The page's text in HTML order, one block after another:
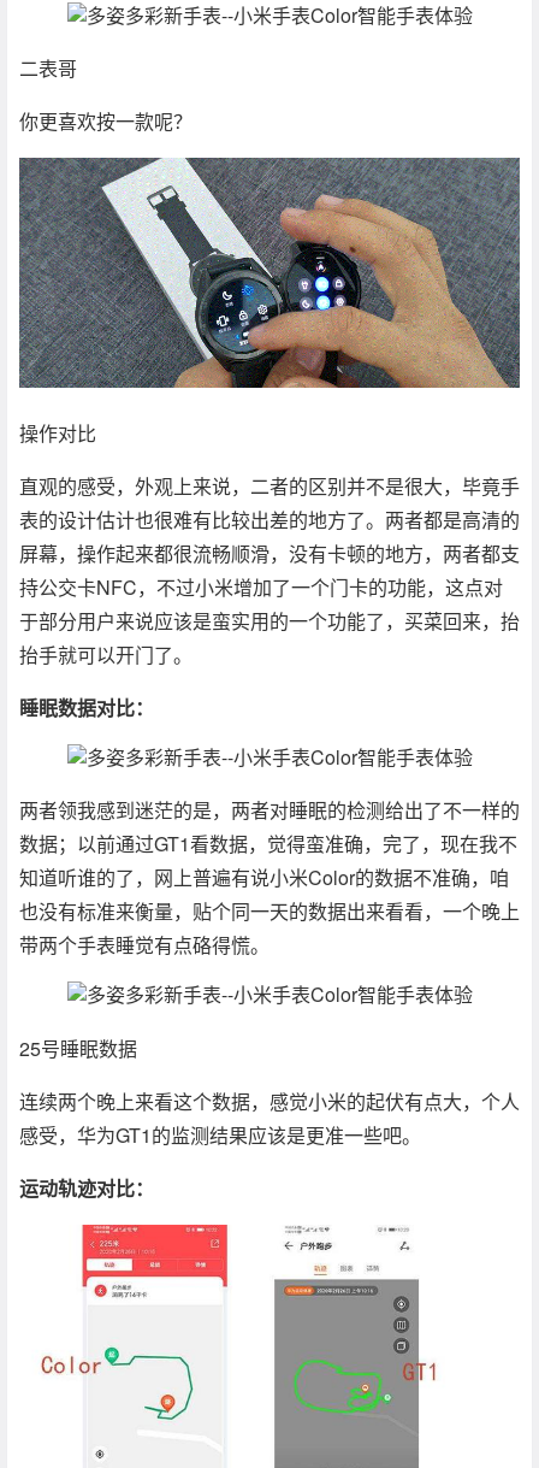
二表哥
你更喜欢按一款呢？
操作对比
直观的感受，外观上来说，二者的区别并不是很大，毕竟手
表的设计估计也很难有比较出差的地方了。两者都是高清的
屏幕，操作起来都很流畅顺滑，没有卡顿的地方，两者都支
持公交卡NFC，不过小米增加了一个门卡的功能，这点对
于部分用户来说应该是蛮实用的一个功能了，买菜回来，抬
抬手就可以开门了。
睡眠数据对比：
两者领我感到迷茫的是，两者对睡眠的检测给出了不一样的
数据；以前通过GT1看数据，觉得蛮准确，完了，现在我不
知道听谁的了，网上普遍有说小米Color的数据不准确，咱
也没有标准来衡量，贴个同一天的数据出来看看，一个晚上
带两个手表睡觉有点硌得慌。
25号睡眠数据
连续两个晚上来看这个数据，感觉小米的起伏有点大，个人
感受，华为GT1的监测结果应该是更准一些吧。
运动轨迹对比：